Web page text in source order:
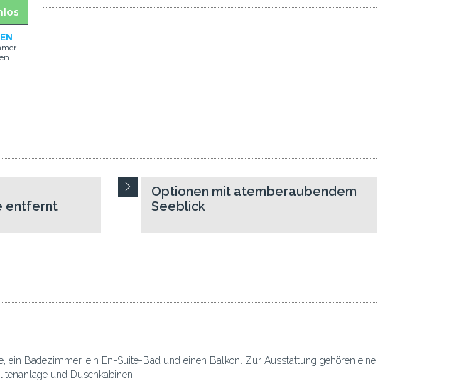
entfernt
Optionen mit atemberaubendem
Seeblick
ein Badezimmer, ein En-Suite-Bad und einen Balkon. Zur Ausstattung gehören eine
und Duschkabinen.